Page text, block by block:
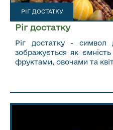
РІГ ДОСТАТКУ
Ріг достатку
Ріг достатку - символ
зображується як
фруктами, овочами та